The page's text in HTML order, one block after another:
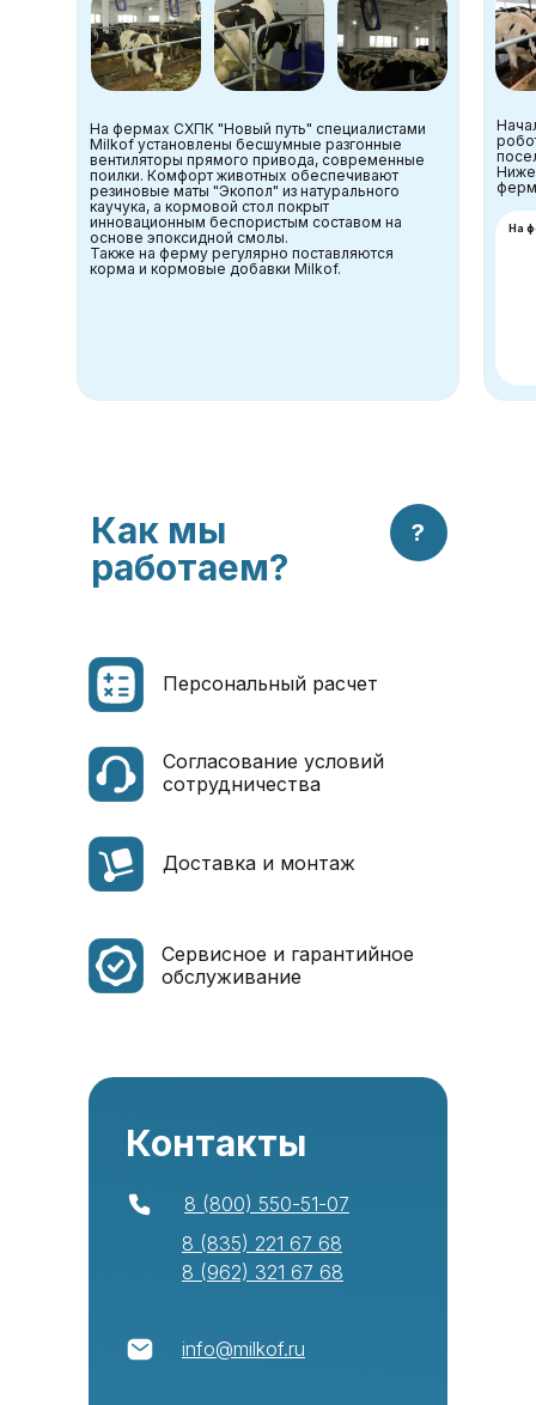
На фермах СХПК "Новый путь" специалистами
Milkof установлены бесшумные разгонные
вентиляторы прямого привода, современные
поилки. Комфорт животных обеспечивают
резиновые маты "Экопол" из натурального
каучука, а кормовой стол покрыт
инновационным беспористым составом на
основе эпоксидной смолы.
Также на ферму регулярно поставляются
корма и кормовые добавки Milkof.
На
Как мы
работаем?
?
Сервисное и гарантийное
обслуживание
Доставка и монтаж
Согласование условий
сотрудничества
Персональный расчет
8 (800) 550-51-07
8 (835) 221 67 68
8 (962) 321 67 68
info@milkof.ru
Контакты